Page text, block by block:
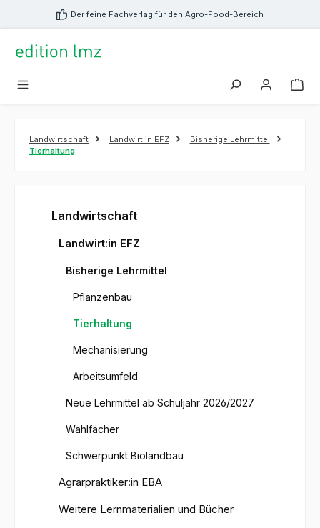
springen Der feine Fachverlag für den Agro-Food-Bereich
Landwirtschaft Landwirt:in EFZ
Bisherige Lehrmittel
Tierhaltung
Landwirtschaft
Landwirt:in EFZ
Bisherige Lehrmittel
Pflanzenbau
Tierhaltung
Mechanisierung
Arbeitsumfeld
Neue Lehrmittel ab Schuljahr 2026/2027
Wahlfächer
Schwerpunkt Biolandbau
Agrarpraktiker:in EBA
Weitere Lernmaterialien und Bücher